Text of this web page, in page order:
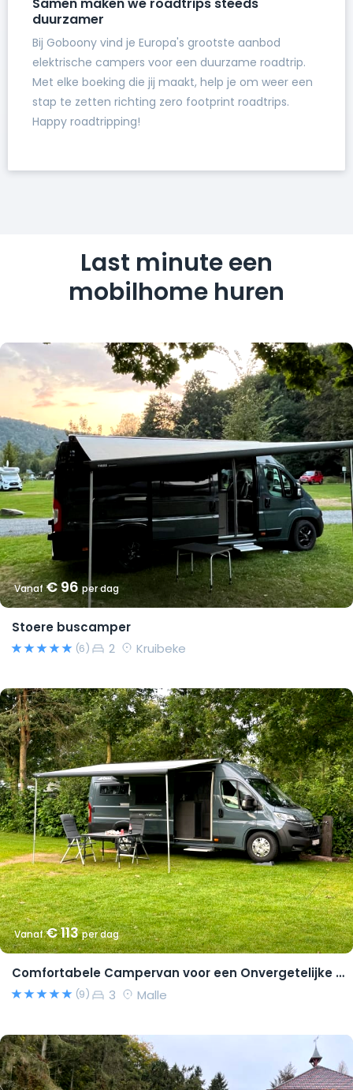
Samen maken we roadtrips steeds
duurzamer
Bij Goboony vind je Europa's grootste aanbod
elektrische campers voor een duurzame roadtrip.
Met elke boeking die jij maakt, help je om weer een
stap te zetten richting zero footprint roadtrips.
Happy roadtripping!
Last minute een
mobilhome huren
Vanaf€ 96per dag
Stoere buscamper
(6) 2 Kruibeke
Vanaf€ 113per dag
Comfortabele Campervan voor een Onvergetelijke Reis!
(9) 3 Malle